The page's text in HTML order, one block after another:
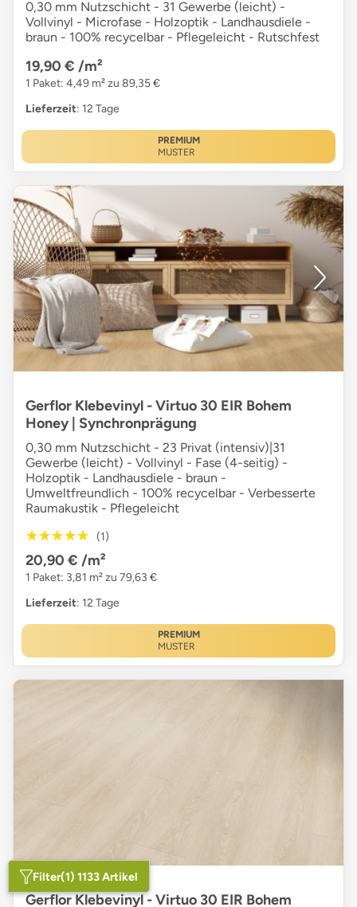
0,30 mm Nutzschicht - 31 Gewerbe (leicht) -
Vollvinyl - Microfase - Holzoptik - Landhausdiele -
braun - 100% recycelbar - Pflegeleicht - Rutschfest
19,90 € /m²
1 Paket: 4,49 m² zu 89,35 €
Lieferzeit: 12 Tage
PREMIUM
MUSTER
Gerflor Klebevinyl - Virtuo 30 EIR Bohem
Honey | Synchronprägung
0,30 mm Nutzschicht - 23 Privat (intensiv)|31
Gewerbe (leicht) - Vollvinyl - Fase (4-seitig) -
Holzoptik - Landhausdiele - braun -
Umweltfreundlich - 100% recycelbar - Verbesserte
Raumakustik - Pflegeleicht
★★★★★
★★★★★ (1)
20,90 € /m²
1 Paket: 3,81 m² zu 79,63 €
Lieferzeit: 12 Tage
PREMIUM
MUSTER
Gerflor Klebevinyl - Virtuo 30 EIR Bohem
Filter(1) 1133 Artikel